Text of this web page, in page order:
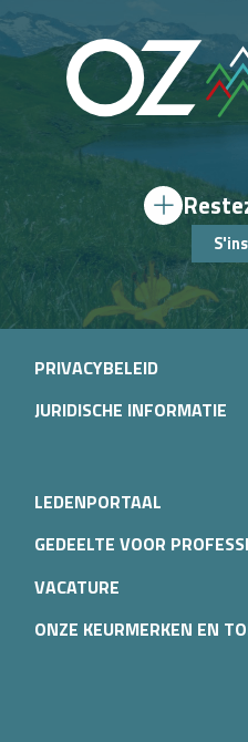
PRIVACYBELEID
JURIDISCHE INFORMATIE
LEDENPORTAAL
GEDEELTE VOOR
VACATURE
ONZE KEURMERKEN EN